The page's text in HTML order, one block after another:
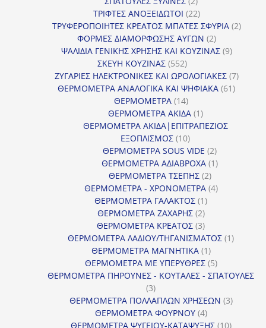
προϊόντα
ΤΡΙΦΤΕΣ ΑΝΟΞΕΙΔΩΤΟΙ 2222
προϊόντα
ΤΡΥΦΕΡΟΠΟΙΗΤΕΣ ΚΡΕΑΤΟΣ ΜΠΑΤΕΣ ΣΦΥΡΙΑ 22
ΦΟΡΜΕΣ ΔΙΑΜΟΡΦΩΣΗΣ ΑΥΓΩΝ 22
προϊόντα
ΨΑΛΙΔΙΑ ΓΕΝΙΚΗΣ ΧΡΗΣΗΣ ΚΑΙ ΚΟΥΖΙΝΑΣ 99
ΣΚΕΥΗ ΚΟΥΖΙΝΑΣ 552552
προϊόντα
ΖΥΓΑΡΙΕΣ ΗΛΕΚΤΡΟΝΙΚΕΣ ΚΑΙ ΩΡΟΛΟΓΙΑΚΕΣ 77
ΘΕΡΜΟΜΕΤΡΑ ΑΝΑΛΟΓΙΚΑ ΚΑΙ ΨΗΦΙΑΚΑ 6161
ΘΕΡΜΟΜΕΤΡΑ 1414
προϊόντα
ΘΕΡΜΟΜΕΤΡΑ ΑΚΙΔΑ 11
προϊόν
ΘΕΡΜΟΜΕΤΡΑ ΑΚΙΔΑ|ΕΠΙΤΡΑΠΕΖΙΟΣ
ΕΞΟΠΛΙΣΜΟΣ 1010
προϊόντα
ΘΕΡΜΟΜΕΤΡΑ SOUS VIDE 22
προϊόντα
ΘΕΡΜΟΜΕΤΡΑ ΑΔΙΑΒΡΟΧΑ 11
ΘΕΡΜΟΜΕΤΡΑ ΤΣΕΠΗΣ 22
προϊόντα
ΘΕΡΜΟΜΕΤΡΑ - ΧΡΟΝΟΜΕΤΡΑ 44
ΘΕΡΜΟΜΕΤΡΑ ΓΑΛΑΚΤΟΣ 11
προϊόν
ΘΕΡΜΟΜΕΤΡΑ ΖΑΧΑΡΗΣ 22
προϊόντα
ΘΕΡΜΟΜΕΤΡΑ ΚΡΕΑΤΟΣ 33
προϊόντα
ΘΕΡΜΟΜΕΤΡΑ ΛΑΔΙΟΥ/ΤΗΓΑΝΙΣΜΑΤΟΣ 11
ΘΕΡΜΟΜΕΤΡΑ ΜΑΓΝΗΤΙΚΑ 11
προϊόν
ΘΕΡΜΟΜΕΤΡΑ ΜΕ ΥΠΕΡΥΘΡΕΣ 55
προϊόντα
ΘΕΡΜΟΜΕΤΡΑ ΠΗΡΟΥΝΕΣ - ΚΟΥΤΑΛΕΣ - ΣΠΑΤΟΥΛΕΣ
33
προϊόντα
ΘΕΡΜΟΜΕΤΡΑ ΠΟΛΛΑΠΛΩΝ ΧΡΗΣΕΩΝ 33
ΘΕΡΜΟΜΕΤΡΑ ΦΟΥΡΝΟΥ 44
προϊόντα
ΘΕΡΜΟΜΕΤΡΑ ΨΥΓΕΙΟΥ-ΚΑΤΑΨΥΞΗΣ 1010